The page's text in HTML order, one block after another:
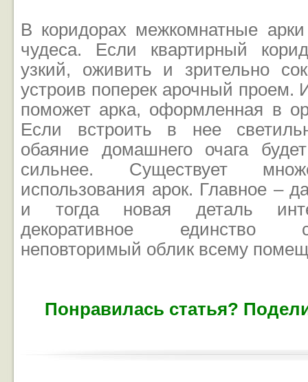
В коридорах межкомнатные
чудеса. Если квартирный
узкий, оживить и зрительно
устроив поперек арочный проем.
поможет арка, оформленная в
Если встроить в нее
обаяние домашнего очага
сильнее. Существует
использования арок. Главное –
и тогда новая деталь
декоративное единство
неповторимый облик всему
Понравилась статья?